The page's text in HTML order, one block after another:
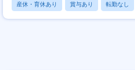
産休・育休あり 賞与あり 転勤なし